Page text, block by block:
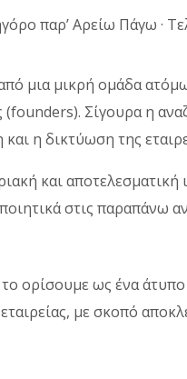
παρ’ Αρείω Πάγω ·
μια μικρή ομάδα
(founders). Σίγουρα η
η δικτύωση της
και
στις παραπάνω
ορίσουμε ως ένα
με σκοπό